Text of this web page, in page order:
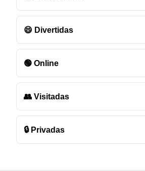
😄 Divertidas
🟢 Online
👥 Visitadas
🔒 Privadas